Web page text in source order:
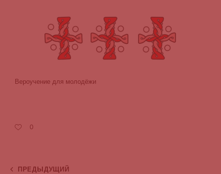
Вероучение для молодёжи
0
ПРЕДЫДУЩИЙ